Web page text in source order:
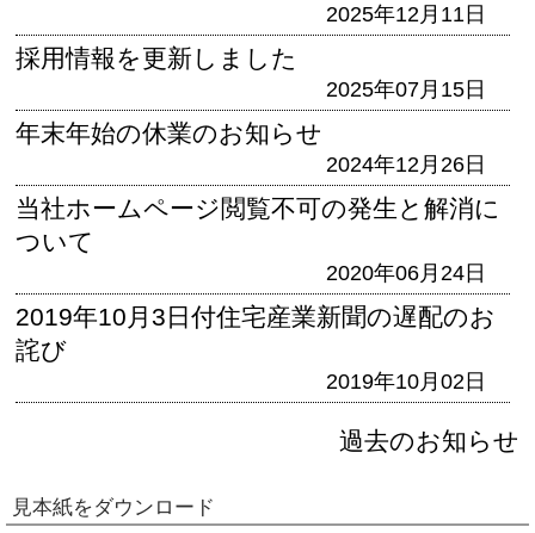
2025年12月11日
採用情報を更新しました
2025年07月15日
年末年始の休業のお知らせ
2024年12月26日
当社ホームページ閲覧不可の発生と解消に
ついて
2020年06月24日
2019年10月3日付住宅産業新聞の遅配のお
詫び
2019年10月02日
過去のお知らせ
見本紙をダウンロード